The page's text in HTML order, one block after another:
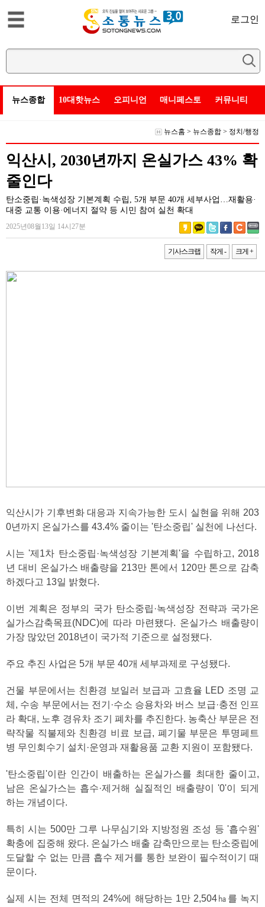
로그인
뉴스종합 10대핫뉴스 오피니언 매니페스토 커뮤니티
뉴스홈 > 뉴스종합 > 정치/행정
익산시, 2030년까지 온실가스 43% 확
줄인다
탄소중립·녹색성장 기본계획 수립, 5개 부문 40개 세부사업…재활용·
대중 교통 이용·에너지 절약 등 시민 참여 실천 확대
2025년08월13일 14시27분
기사스크랩 작게 - 크게 +
익산시가 기후변화 대응과 지속가능한 도시 실현을 위해 203
0년까지 온실가스를 43.4% 줄이는 '탄소중립' 실천에 나선다.
시는 '제1차 탄소중립·녹색성장 기본계획'을 수립하고, 2018
년 대비 온실가스 배출량을 213만 톤에서 120만 톤으로 감축
하겠다고 13일 밝혔다.
이번 계획은 정부의 국가 탄소중립·녹색성장 전략과 국가온
실가스감축목표(NDC)에 따라 마련됐다. 온실가스 배출량이
가장 많았던 2018년이 국가적 기준으로 설정됐다.
주요 추진 사업은 5개 부문 40개 세부과제로 구성됐다.
건물 부문에서는 친환경 보일러 보급과 고효율 LED 조명 교
체, 수송 부문에서는 전기·수소 승용차와 버스 보급·충전 인프
라 확대, 노후 경유차 조기 폐차를 추진한다. 농축산 부문은 전
략작물 직불제와 친환경 비료 보급, 폐기물 부문은 투명페트
병 무인회수기 설치·운영과 재활용품 교환 지원이 포함됐다.
'탄소중립'이란 인간이 배출하는 온실가스를 최대한 줄이고,
남은 온실가스는 흡수·제거해 실질적인 배출량이 '0'이 되게
하는 개념이다.
특히 시는 500만 그루 나무심기와 지방정원 조성 등 '흡수원'
확충에 집중해 왔다. 온실가스 배출 감축만으로는 탄소중립에
도달할 수 없는 만큼 흡수 제거를 통한 보완이 필수적이기 때
문이다.
실제 시는 전체 면적의 24%에 해당하는 1만 2,504㏊를 녹지